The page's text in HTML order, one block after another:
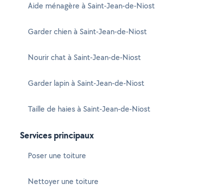
Aide ménagère à Saint-Jean-de-Niost
Garder chien à Saint-Jean-de-Niost
Nourir chat à Saint-Jean-de-Niost
Garder lapin à Saint-Jean-de-Niost
Taille de haies à Saint-Jean-de-Niost
Services principaux
Poser une toiture
Nettoyer une toiture